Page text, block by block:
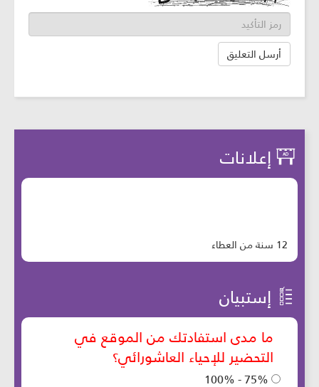
إعلانات
12 سنة من العطاء
إستبيان